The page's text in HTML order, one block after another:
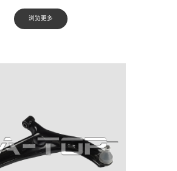
浏览更多